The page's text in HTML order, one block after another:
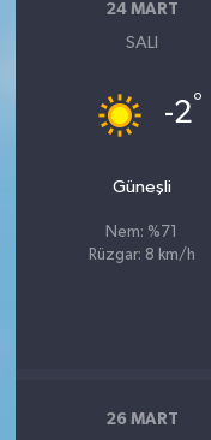
24 MART
SALI
-2°
Güneşli
Nem: %71
Rüzgar: 8 km/h
26 MART